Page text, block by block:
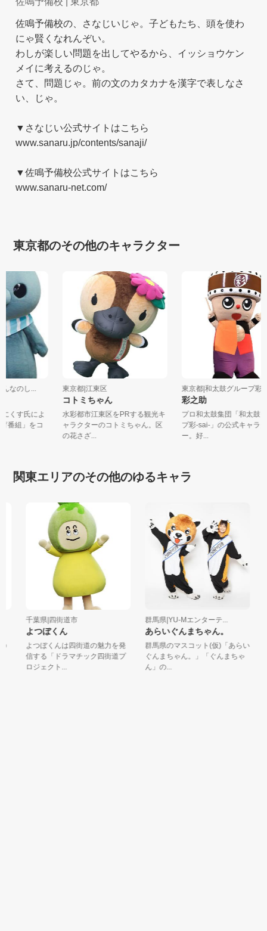
佐鳴予備校の、さなじいじゃ。子どもたち、頭を使わ
にゃ賢くなれんぞい。
わしが楽しい問題を出してやるから、イッショウケン
メイに考えるのじゃ。
さて、問題じゃ。前の文のカタカナを漢字で表しなさ
い、じゃ。
▼さなじい公式サイトはこちら
www.sanaru.jp/contents/sanaji/
▼佐鳴予備校公式サイトはこちら
www.sanaru-net.com/
東京都のその他のキャラクター
んなのし...
にくす氏によ
育番組」をコ
東京都|江東区
コトミちゃん
水彩都市江東区をPRする観光キ
ャラクターのコトミちゃん。区
の花さざ...
東京都|和太鼓グループ
彩之助
プロ和太鼓集団「和太
プ彩-sai-」の公式キャ
ー。好...
関東エリアのその他のゆるキャラ
千葉県|四街道市
よつぼくん
よつぼくんは四街道の魅力を発
信する「ドラマチック四街道プ
ロジェクト...
群馬県|YU-Mエンターテ...
あらいぐんまちゃん。
群馬県のマスコット(仮)「あらい
ぐんまちゃん。」「ぐんまちゃ
ん」の...